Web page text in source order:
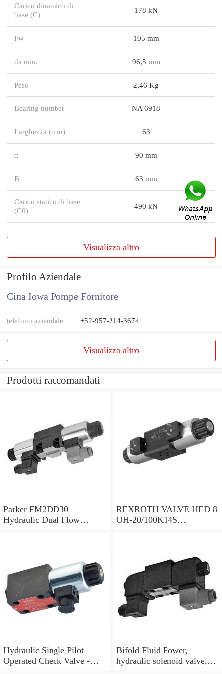
Carico dinamico di
base (C)
178 kN
Fw 105 mm
da min. 96,5 mm
Peso 2,46 Kg
Bearing number NA 6918
Larghezza (mm) 63
d 90 mm
B 63 mm
Carico statico di base
(C0)
490 kN
Visualizza altro
Profilo Aziendale
Cina Iowa Pompe Fornitore
telefono aziendale +52-957-214-3674
Visualizza altro
Prodotti raccomandati
Parker FM2DD30
Hydraulic Dual Flow
REXROTH VALVE HED 8
OH-20/100K14S
Hydraulic Single Pilot
Operated Check Valve -
Bifold Fluid Power,
hydraulic solenoid valve,